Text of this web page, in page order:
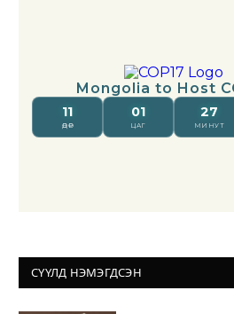
СҮҮЛД НЭМЭГДСЭН